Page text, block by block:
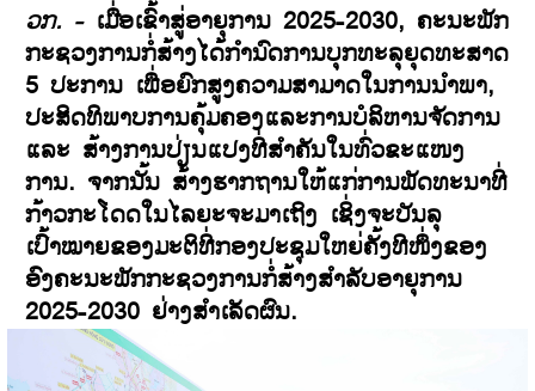
ວກ. - ເມື່ອເຂົ້າສູ່ອາຍຸການ 2025-2030, ຄະນະພັກ
ກະຊວງການກໍ່ສ້າງໄດ້ກຳນົດການບຸກທະລຸຍຸດທະສາດ
5 ປະການ ເພື່ອຍົກສູງຄວາມສາມາດໃນການນຳພາ,
ປະສິດທິພາບການຄຸ້ມຄອງແລະການບໍລິຫານຈັດການ
ແລະ ສ້າງການປ່ຽນແປງທີ່ສຳຄັນໃນທົ່ວຂະແໜງ
ການ. ຈາກນັ້ນ ສ້າງຮາກຖານໃຫ້ແກ່ການພັດທະນາທີ່
ກ້າວກະໂດດໃນໄລຍະຈະມາເຖິງ ເຊິ່ງຈະບັນລຸ
ເປົ້າໝາຍຂອງມະຕິທີ່ກອງປະຊຸມໃຫຍ່ຄັ້ງທີໜຶ່ງຂອງ
ອົງຄະນະພັກກະຊວງການກໍ່ສ້າງສຳລັບອາຍຸການ
2025-2030 ຢ່າງສຳເລັດຜົນ.